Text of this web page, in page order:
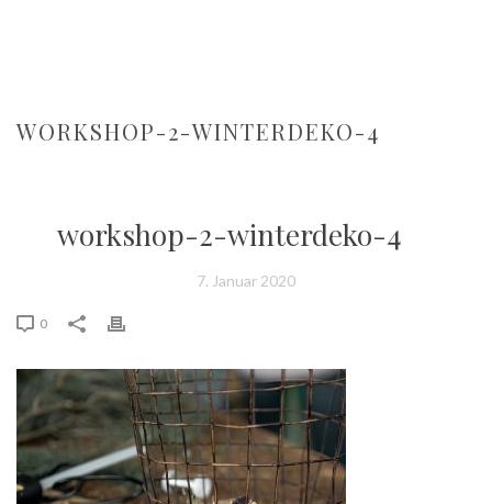
WORKSHOP-2-WINTERDEKO-4
workshop-2-winterdeko-4
7. Januar 2020
0